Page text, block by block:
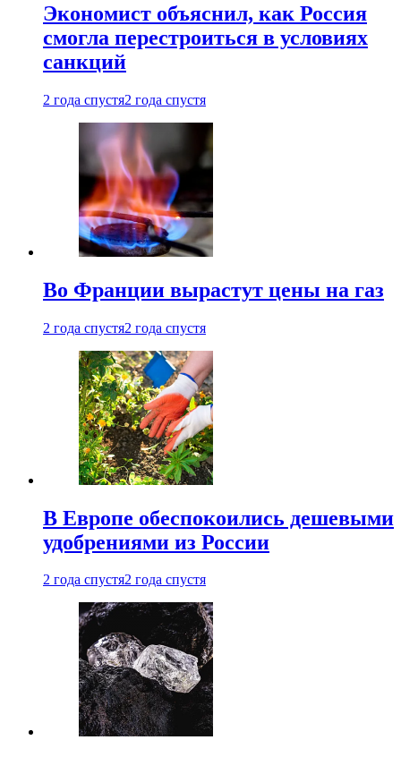
Экономист объяснил, как Россия
смогла перестроиться в условиях
санкций
2 года спустя2 года спустя
Во Франции вырастут цены на газ
2 года спустя2 года спустя
В Европе обеспокоились дешевыми
удобрениями из России
2 года спустя2 года спустя